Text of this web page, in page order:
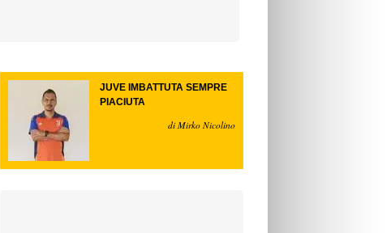
JUVE IMBATTUTA SEMPRE
PIACIUTA
di Mirko Nicolino